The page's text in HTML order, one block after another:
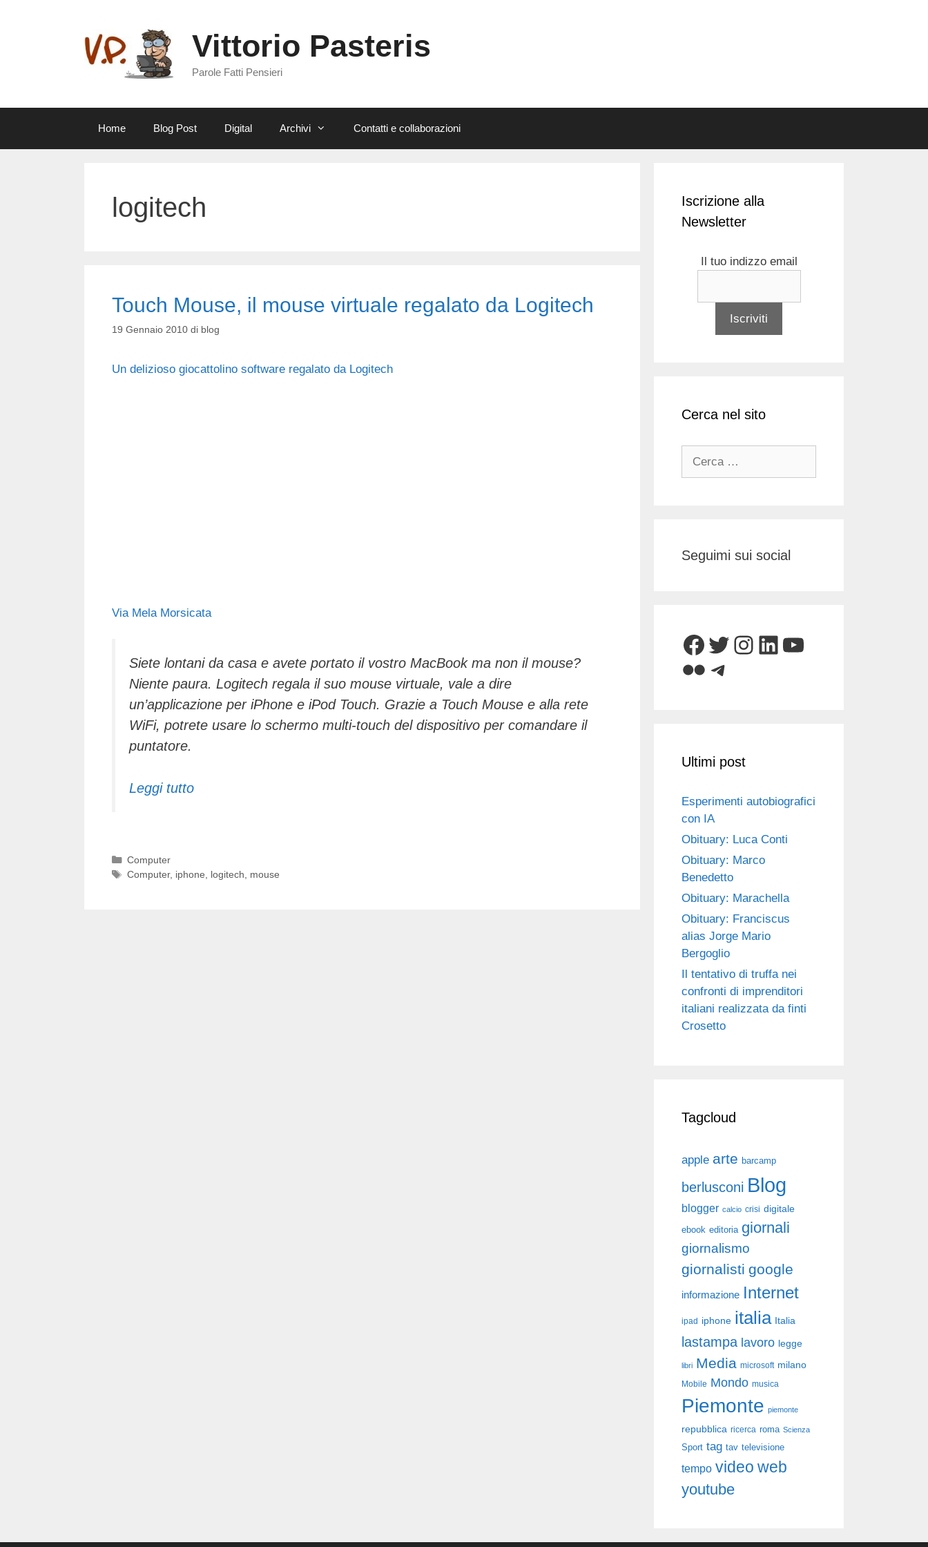
Vittorio Pasteris
Parole Fatti Pensieri
Home Blog Post Digital Archivi Contatti e collaborazioni
logitech
Touch Mouse, il mouse virtuale regalato da Logitech
19 Gennaio 2010 di blog
Un delizioso giocattolino software regalato da Logitech
Via Mela Morsicata
Siete lontani da casa e avete portato il vostro MacBook ma non il mouse?
Niente paura. Logitech regala il suo mouse virtuale, vale a dire
un’applicazione per iPhone e iPod Touch. Grazie a Touch Mouse e alla rete
WiFi, potrete usare lo schermo multi-touch del dispositivo per comandare il
puntatore.
Leggi tutto
Categorie
Computer
Tag
Computer, iphone, logitech, mouse
Iscrizione alla
Newsletter
Il tuo indizzo email
Cerca nel sito
Seguimi sui social
Facebook
Twitter
Instagram
LinkedIn
YouTube
FlickrTelegram
Ultimi post
Esperimenti autobiografici
con IA
Obituary: Luca Conti
Obituary: Marco
Benedetto
Obituary: Marachella
Obituary: Franciscus
alias Jorge Mario
Bergoglio
Il tentativo di truffa nei
confronti di imprenditori
italiani realizzata da finti
Crosetto
Tagcloud
apple arte barcamp
berlusconi Blog
blogger calcio crisi digitale
ebook editoria giornali
giornalismo
giornalisti google
informazione Internet
ipad iphone italia Italia
lastampa lavoro legge
libri Media microsoft milano
Mobile Mondo musica
Piemonte piemonte
repubblica ricerca roma Scienza
Sport tag tav televisione
tempo video web
youtube